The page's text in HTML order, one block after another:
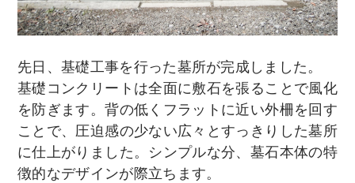
先日、基礎工事を行った墓所が完成しました。
基礎コンクリートは全面に敷石を張ることで風化
を防ぎます。背の低くフラットに近い外柵を回す
ことで、圧迫感の少ない広々とすっきりした墓所
に仕上がりました。シンプルな分、墓石本体の特
徴的なデザインが際立ちます。